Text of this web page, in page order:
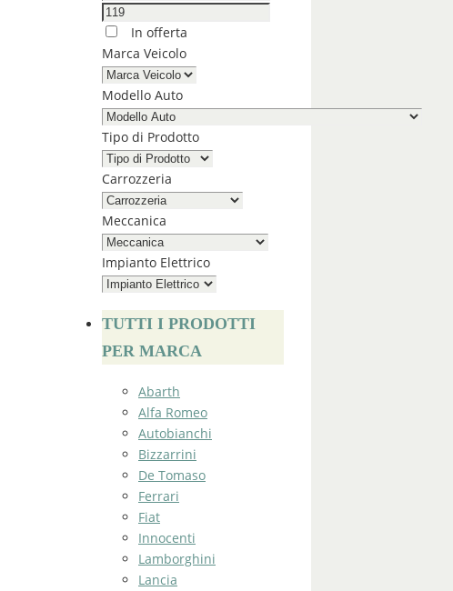
In offerta
Marca Veicolo
Modello Auto
Tipo di Prodotto
Carrozzeria
Meccanica
Impianto Elettrico
TUTTI I PRODOTTI
PER MARCA
Abarth
Alfa Romeo
Autobianchi
Bizzarrini
De Tomaso
Ferrari
Fiat
Innocenti
Lamborghini
Lancia